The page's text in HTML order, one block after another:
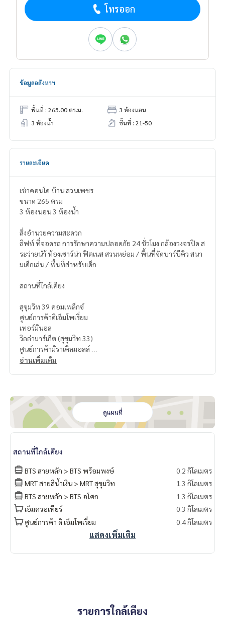
โทรออก
ข้อมูลอสังหาฯ
พื้นที่ : 265.00 ตร.ม.
3 ห้องนอน
3 ห้องน้ำ
ชั้นที่ : 21-50
รายละเอียด
เช่าคอนโด บ้าน สวนเพชร
ขนาด 265 ตรม
3 ห้องนอน 3 ห้องน้ำ
สิ่งอำนวยความสะดวก
ลิฟท์ ที่จอดรถ การรักษาความปลอดภัย 24 ชั่วโมง กล้องวงจรปิด ส
ระว่ายนำ้ ห้องเซาว์น่า ฟิตเนส สวนหย่อม / พื้นที่จัดบาร์บีคิว สนา
มเด็กเล่น / พื้นที่สำหรับเด็ก
สถานที่ใกล้เคียง
สุขุมวิท 39 คอมเพล็กซ์
ศูนย์การค้าดิเอ็มโพเรี่ยม
เทอร์มินอล
วิลล่ามาร์เก็ต (สุขุมวิท 33)
ศูนย์การค้ามิราเคิลมอลล์
7-Eleven
โรงเรียนอนุบาลนานาชาติเลดี้เบิร์ด
โรงเรียนอนุบาลนานาชาติคิดส์คิงดอม
ฟิลิปส์ เรสเตอรองท์
ฮาสโก้
โคคาสุกี้ (สุขุมวิท 39)
ฮาคาต้า
โรงพยาบาลพร้อมมิตร
Condo for rent at Baan Suanpetch
Size 265 sqm.
3 bedrooms, 3 bathrooms
facilities
Elevator, parking, 24-hour security, CCTV, swimming pool, s
The Emporium Shopping Center
อ่านเพิ่มเติม
ดูแผนที่
สถานที่ใกล้เคียง
BTS สายหลัก > BTS พร้อมพงษ์
0.2 กิโลเมตร
MRT สายสีน้ำเงิน > MRT สุขุมวิท
1.3 กิโลเมตร
BTS สายหลัก > BTS อโศก
1.3 กิโลเมตร
เอ็มควอเทียร์
0.3 กิโลเมตร
ศูนย์การค้า ดิ เอ็มโพเรี่ยม
0.4 กิโลเมตร
แสดงเพิ่มเติม
รายการใกล้เคียง